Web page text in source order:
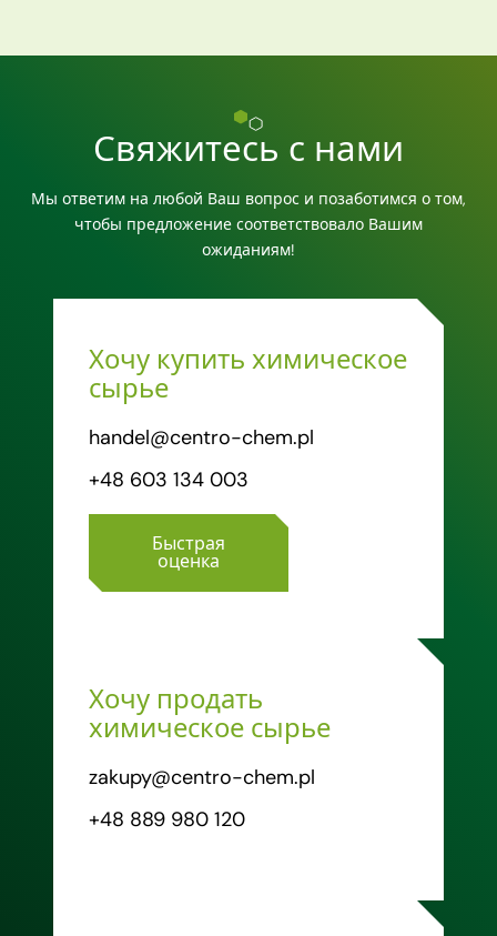
Свяжитесь с нами
Мы ответим на любой Ваш вопрос и позаботимся о том,
чтобы предложение соответствовало Вашим
ожиданиям!
Хочу купить химическое
сырье
handel@centro-chem.pl
+48 603 134 003
Быстрая
оценка
Хочу продать
химическое сырье
zakupy@centro-chem.pl
+48 889 980 120